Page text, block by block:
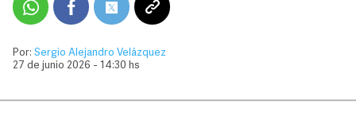
Por: Sergio Alejandro Velázquez
27 de junio 2026 - 14:30 hs